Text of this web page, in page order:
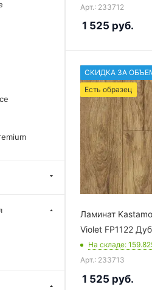
Арт.: 233712
1 525 руб.
СКИДКА ЗА
Есть образец
Ламинат
Violet FP1122
На складе:
Арт.: 233713
1 525 руб.